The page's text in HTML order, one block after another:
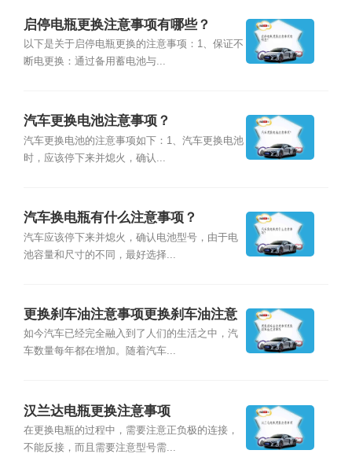
启停电瓶更换注意事项有哪些？
以下是关于启停电瓶更换的注意事项：1、保证不
断电更换：通过备用蓄电池与...
汽车更换电池注意事项？
汽车更换电池的注意事项如下：1、汽车更换电池
时，应该停下来并熄火，确认...
汽车换电瓶有什么注意事项？
汽车应该停下来并熄火，确认电池型号，由于电
池容量和尺寸的不同，最好选择...
更换刹车油注意事项更换刹车油注意
事项
如今汽车已经完全融入到了人们的生活之中，汽
车数量每年都在增加。随着汽车...
汉兰达电瓶更换注意事项
在更换电瓶的过程中，需要注意正负极的连接，
不能反接，而且需要注意型号需...